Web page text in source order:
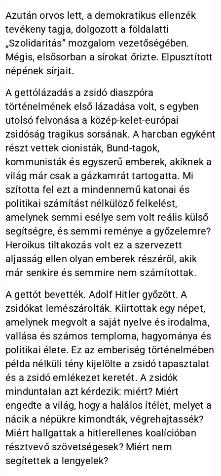
Azután orvos lett, a demokratikus ellenzék
tevékeny tagja, dolgozott a földalatti
„Szolidaritás” mozgalom vezetőségében.
Mégis, elsősorban a sírokat őrizte. Elpusztított
népének sírjait.
A gettólázadás a zsidó diaszpóra
történelmének első lázadása volt, s egyben
utolsó felvonása a közép-kelet-európai
zsidóság tragikus sorsának. A harcban egyként
részt vettek cionisták, Bund-tagok,
kommunisták és egyszerű emberek, akiknek a
világ már csak a gázkamrát tartogatta. Mi
szította fel ezt a mindennemű katonai és
politikai számítást nélkülöző felkelést,
amelynek semmi esélye sem volt reális külső
segítségre, és semmi reménye a győzelemre?
Heroikus tiltakozás volt ez a szervezett
aljasság ellen olyan emberek részéről, akik
már senkire és semmire nem számítottak.
A gettót bevették. Adolf Hitler győzött. A
zsidókat lemészárolták. Kiirtottak egy népet,
amelynek megvolt a saját nyelve és irodalma,
vallása és számos temploma, hagyománya és
politikai élete. Ez az emberiség történelmében
példa nélküli tény kijelölte a zsidó tapasztalat
és a zsidó emlékezet keretét. A zsidók
minduntalan azt kérdezik: miért? Miért
engedte a világ, hogy a halálos ítélet, melyet a
nácik a népükre kimondták, végrehajtassék?
Miért hallgattak a hitlerellenes koalícióban
résztvevő szövetségesek? Miért nem
segítettek a lengyelek?